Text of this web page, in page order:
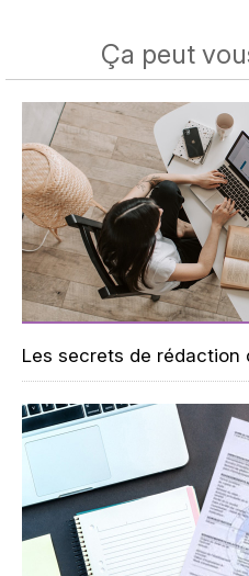
Ça peut
Les secrets de rédaction